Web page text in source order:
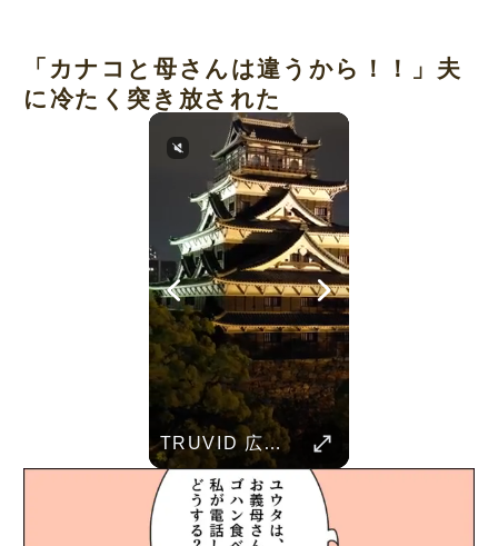
「カナコと母さんは違うから！！」夫
に冷たく突き放された
TRUVID 広島と宮島 – 歴史と美しさ